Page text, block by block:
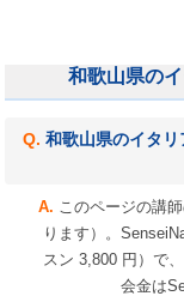
和歌山県の
和歌山県のイタ
このページの講
ります）。
スン 3,800 円）で
会金は